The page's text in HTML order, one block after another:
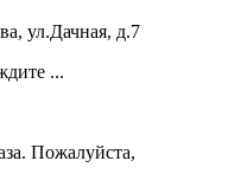
ул.Дачная, д.7
...
Пожалуйста,